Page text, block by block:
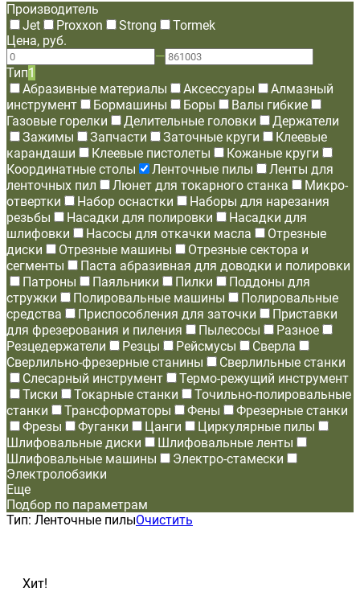
Производитель
Jet
Proxxon Strong
Tormek
Цена, руб.
—
Тип1
Абразивные материалы
Аксессуары
Алмазный
инструмент
Бормашины Боры
Валы гибкие
Газовые горелки
Делительные головки
Держатели
Зажимы
Запчасти Заточные круги
Клеевые
карандаши
Клеевые пистолеты
Кожаные круги
Координатные столы
Ленточные пилы
Ленты для
ленточных пил
Люнет для токарного станка
Микро-
отвертки
Набор оснастки
Наборы для нарезания
резьбы
Насадки для полировки
Насадки для
шлифовки
Насосы для откачки масла
Отрезные
диски
Отрезные машины
Отрезные сектора и
сегменты
Паста абразивная для доводки и полировки
Патроны
Паяльники Пилки
Поддоны для
стружки
Полировальные машины
Полировальные
средства
Приспособления для заточки
Приставки
для фрезерования и пиления
Пылесосы
Разное
Резцедержатели
Резцы Рейсмусы
Сверла
Сверлильно-фрезерные станины
Сверлильные станки
Слесарный инструмент
Термо-режущий инструмент
Тиски
Токарные станки
Точильно-полировальные
станки
Трансформаторы Фены
Фрезерные станки
Фрезы
Фуганки Цанги
Циркулярные пилы
Шлифовальные диски
Шлифовальные ленты
Шлифовальные машины
Электро-стамески
Электролобзики
Еще
Подбор по параметрам
Тип: Ленточные пилыОчистить
Хит!